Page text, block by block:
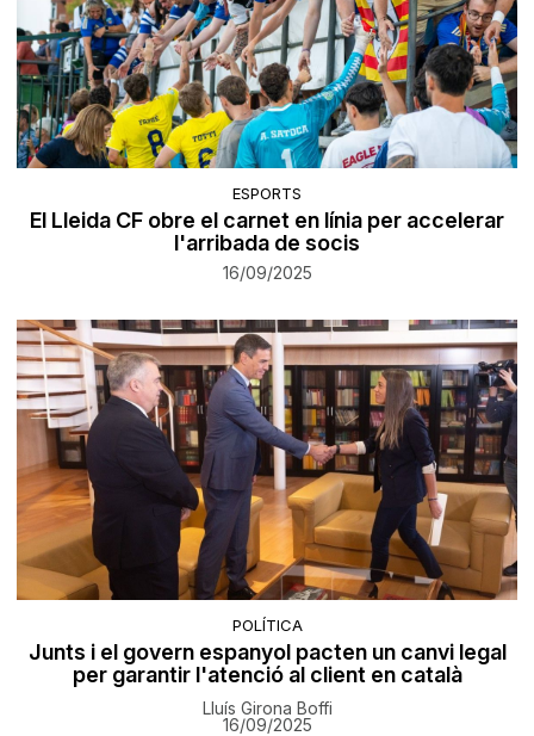
ESPORTS
El Lleida CF obre el carnet en línia per accelerar
l'arribada de socis
16/09/2025
POLÍTICA
Junts i el govern espanyol pacten un canvi legal
per garantir l'atenció al client en català
Lluís Girona Boffi
16/09/2025